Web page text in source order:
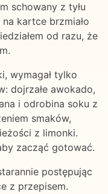
schowany z tyłu
kartce brzmiało
od razu, że
wymagał tylko
dojrzałe awokado,
i odrobina soku z
smaków,
z limonki.
zacząć gotować.
postępując
z przepisem.